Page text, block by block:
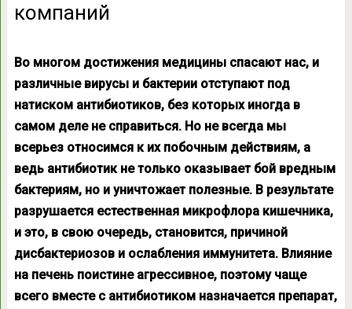
компаний
Во многом достижения медицины спасают нас, и
различные вирусы и бактерии отступают под
натиском антибиотиков, без которых иногда в
самом деле не справиться. Но не всегда мы
всерьез относимся к их побочным действиям, а
ведь антибиотик не только оказывает бой вредным
бактериям, но и уничтожает полезные. В результате
разрушается естественная микрофлора кишечника,
и это, в свою очередь, становится, причиной
дисбактериозов и ослабления иммунитета. Влияние
на печень поистине агрессивное, поэтому чаще
всего вместе с антибиотиком назначается препарат,